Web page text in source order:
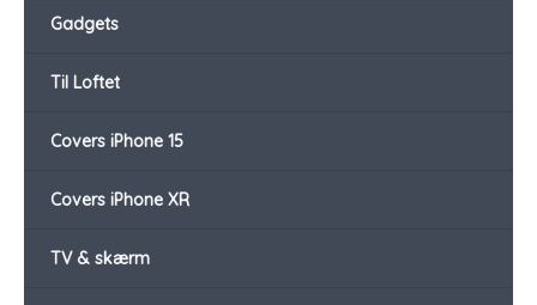
Gadgets
Til Loftet
Covers iPhone 15
Covers iPhone XR
TV & skærm